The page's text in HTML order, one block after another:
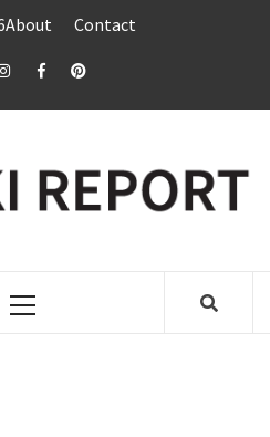
About Contact
FacebookPinterest
Primary